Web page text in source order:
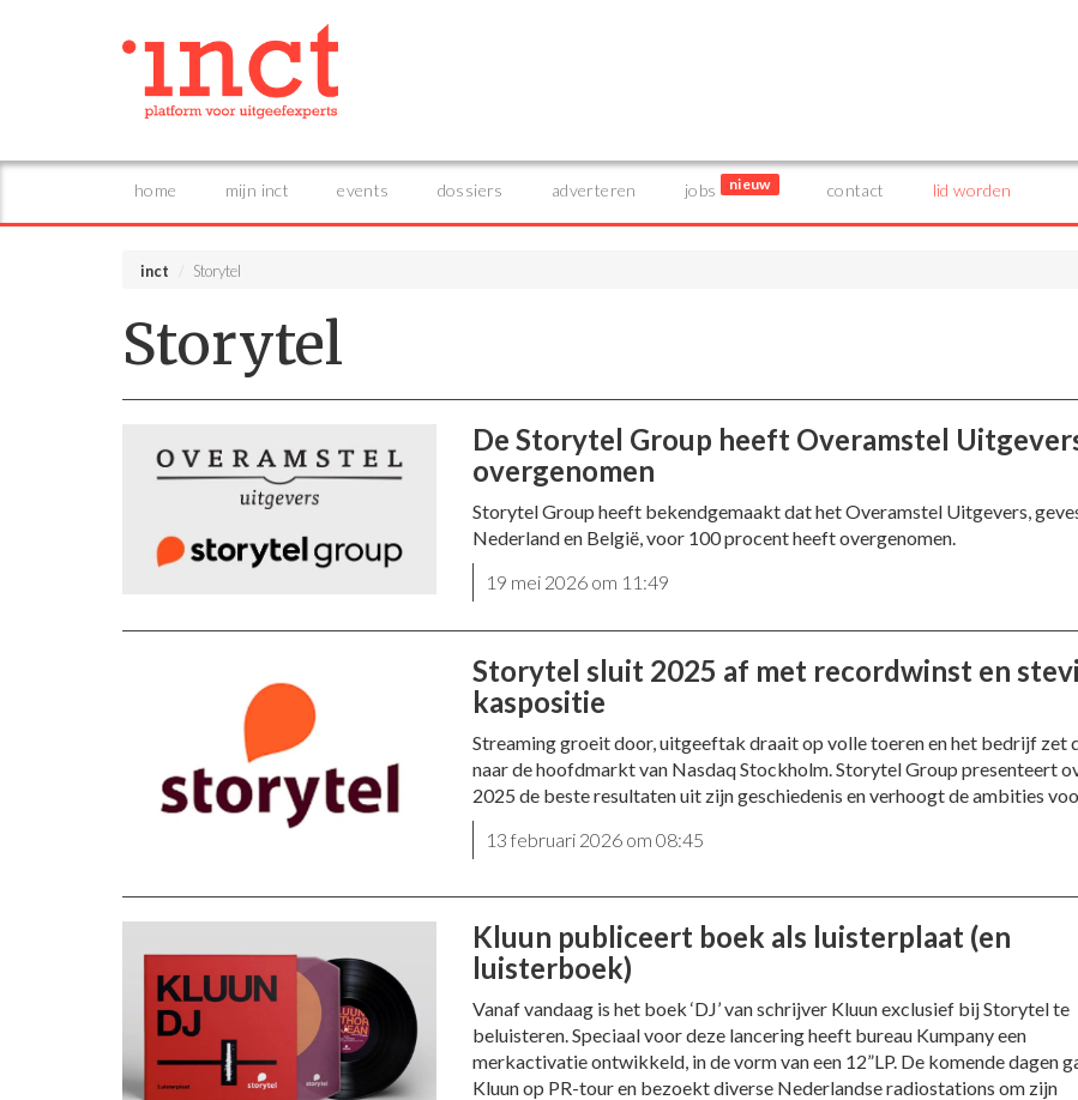
home mijn inct events dossiers adverteren jobs nieuw contact lid worden
inct Storytel
Storytel
De Storytel Group heeft Overamstel
overgenomen
Storytel Group heeft bekendgemaakt dat het Overamstel Uitgevers,
Nederland en België, voor 100 procent heeft overgenomen.
19 mei 2026 om 11:49
Storytel sluit 2025 af met recordwinst en
kaspositie
Streaming groeit door, uitgeeftak draait op volle toeren en het bedrijf zet
naar de hoofdmarkt van Nasdaq Stockholm. Storytel Group presenteert
2025 de beste resultaten uit zijn geschiedenis en verhoogt de ambities
13 februari 2026 om 08:45
Kluun publiceert boek als luisterplaat (en
luisterboek)
Vanaf vandaag is het boek ‘DJ’ van schrijver Kluun exclusief bij Storytel te
beluisteren. Speciaal voor deze lancering heeft bureau Kumpany een
merkactivatie ontwikkeld, in de vorm van een 12”LP. De komende dagen
Kluun op PR-tour en bezoekt diverse Nederlandse radiostations om zijn